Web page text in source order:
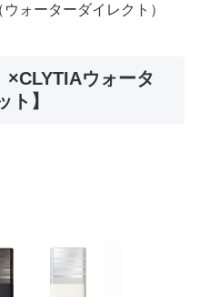
ォーターダイレクト）
ウォータ
ト】